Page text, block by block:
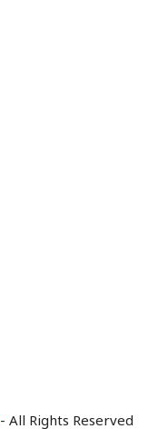
- All Rights Reserved